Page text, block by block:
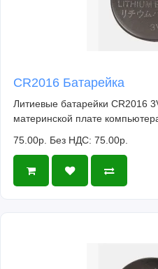
CR2016 Батарейка
Литиевые батарейки CR2016
материнской плате
75.00р. Без НДС: 75.00р.